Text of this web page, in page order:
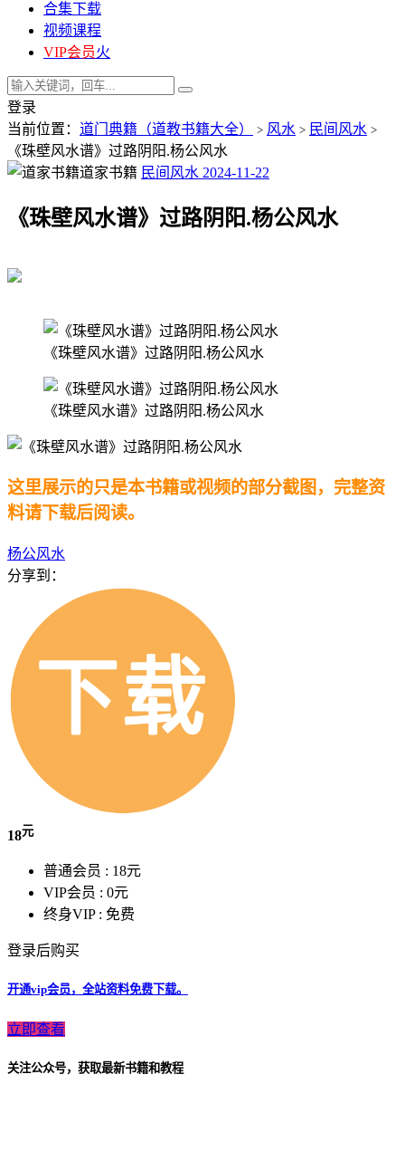
合集下载
视频课程
VIP会员火
登录
当前位置： 道门典籍（道教书籍大全） > 风水 > 民间风水 >
《珠壁风水谱》过路阴阳.杨公风水
道家书籍 民间风水 2024-11-22
《珠壁风水谱》过路阴阳.杨公风水
《珠壁风水谱》过路阴阳.杨公风水
《珠壁风水谱》过路阴阳.杨公风水
这里展示的只是本书籍或视频的部分截图，完整资
料请下载后阅读。
杨公风水
分享到：
18元
普通会员 : 18元
VIP会员 : 0元
终身VIP : 免费
登录后购买
开通vip会员，全站资料免费下载。
立即查看
关注公众号，获取最新书籍和教程